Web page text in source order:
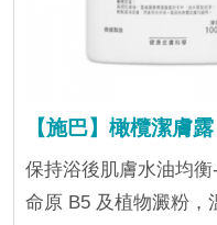
【施巴】橄欖潔膚
保持浴後肌膚水油均
命原 B5 及植物澱粉，